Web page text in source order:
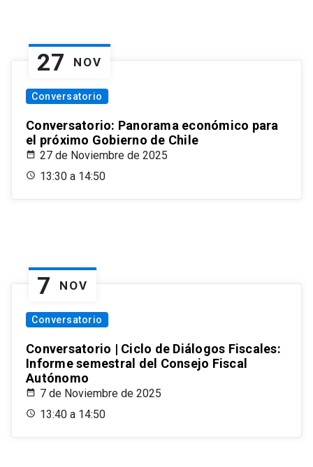
27 NOV
Conversatorio
Conversatorio: Panorama económico para
el próximo Gobierno de Chile
27 de Noviembre de 2025
13:30 a 14:50
7 NOV
Conversatorio
Conversatorio | Ciclo de Diálogos Fiscales:
Informe semestral del Consejo Fiscal
Autónomo
7 de Noviembre de 2025
13:40 a 14:50